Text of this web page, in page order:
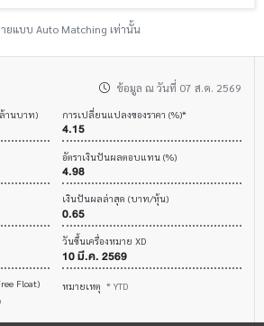
ยแบบ Auto Matching เท่านั้น
ข้อมูล ณ วันที่ 07 ส.ค. 2569
านบาท) การเปลี่ยนแปลงของราคา (%)*
4.15
อัตราเงินปันผลตอบแทน (%)
4.98
เงินปันผลล่าสุด (บาท/หุ้น)
0.65
วันขึ้นเครื่องหมาย XD
10 มี.ค. 2569
Float) หมายเหตุ * YTD